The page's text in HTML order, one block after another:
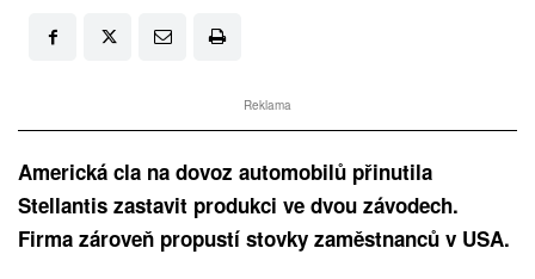
Reklama
Americká cla na dovoz automobilů přinutila
Stellantis zastavit produkci ve dvou závodech.
Firma zároveň propustí stovky zaměstnanců v USA.